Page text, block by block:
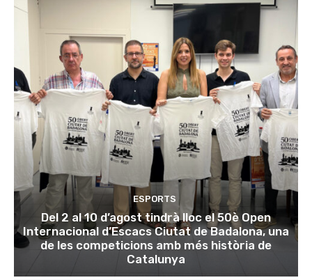
ESPORTS
Del 2 al 10 d’agost tindrà lloc el 50è Open
Internacional d’Escacs Ciutat de Badalona, una
de les competicions amb més història de
Catalunya